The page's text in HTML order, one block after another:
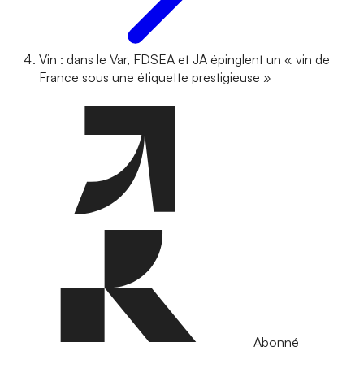
Vin : dans le Var, FDSEA et JA épinglent un « vin de
France sous une étiquette prestigieuse »
Abonné